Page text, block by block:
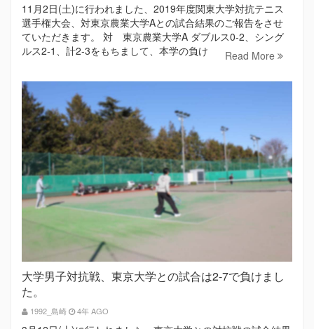
11月2日(土)に行われました、2019年度関東大学対抗テニス
選手権大会、対東京農業大学Aとの試合結果のご報告をさせ
ていただきます。 対 東京農業大学A ダブルス0-2、シング
ルス2-1、計2-3をもちまして、本学の負け
Read More
大学男子対抗戦、東京大学との試合は2-7で負けまし
た。
1992_島崎 4年 AGO